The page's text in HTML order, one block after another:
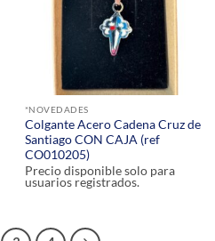
*NOVEDADES
Colgante Acero Cadena Cruz de
Santiago CON CAJA (ref
CO010205)
Precio disponible solo para
usuarios registrados.